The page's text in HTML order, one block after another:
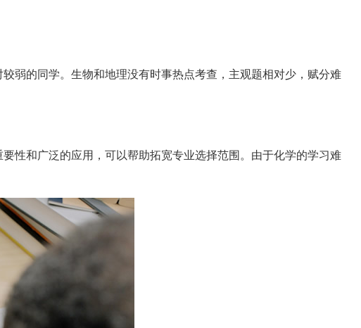
的同学。生物和地理没有时事热点考查，主观题相对少，赋分难
和广泛的应用，可以帮助拓宽专业选择范围。由于化学的学习难